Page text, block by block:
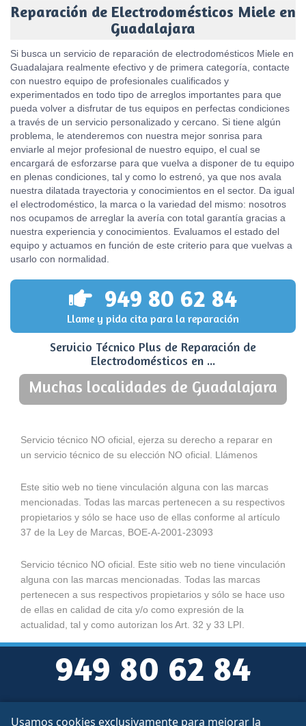
Reparación de Electrodomésticos Miele en
Guadalajara
Si busca un servicio de reparación de electrodomésticos Miele en
Guadalajara realmente efectivo y de primera categoría, contacte
con nuestro equipo de profesionales cualificados y
experimentados en todo tipo de arreglos importantes para que
pueda volver a disfrutar de tus equipos en perfectas condiciones
a través de un servicio personalizado y cercano. Si tiene algún
problema, le atenderemos con nuestra mejor sonrisa para
enviarle al mejor profesional de nuestro equipo, el cual se
encargará de esforzarse para que vuelva a disponer de tu equipo
en plenas condiciones, tal y como lo estrenó, ya que nos avala
nuestra dilatada trayectoria y conocimientos en el sector. Da igual
el electrodoméstico, la marca o la variedad del mismo: nosotros
nos ocupamos de arreglar la avería con total garantía gracias a
nuestra experiencia y conocimientos. Evaluamos el estado del
equipo y actuamos en función de este criterio para que vuelvas a
usarlo con normalidad.
949 80 62 84
Llame y pida cita para la reparación
Servicio Técnico Plus de Reparación de
Electrodomésticos en ...
Muchas localidades de Guadalajara
Servicio técnico NO oficial, ejerza su derecho a reparar en
un servicio técnico de su elección NO oficial. Llámenos
Este sitio web no tiene vinculación alguna con las marcas
mencionadas. Todas las marcas pertenecen a su respectivos
propietarios y sólo se hace uso de ellas conforme al artículo
37 de la Ley de Marcas, BOE-A-2001-23093
Servicio técnico NO oficial. Este sitio web no tiene vinculación
alguna con las marcas mencionadas. Todas las marcas
pertenecen a sus respectivos propietarios y sólo se hace uso
de ellas en calidad de cita y/o como expresión de la
actualidad, tal y como autorizan los Art. 32 y 33 LPI.
949 80 62 84
Aviso legal
Usamos cookies exclusivamente para mejorar la